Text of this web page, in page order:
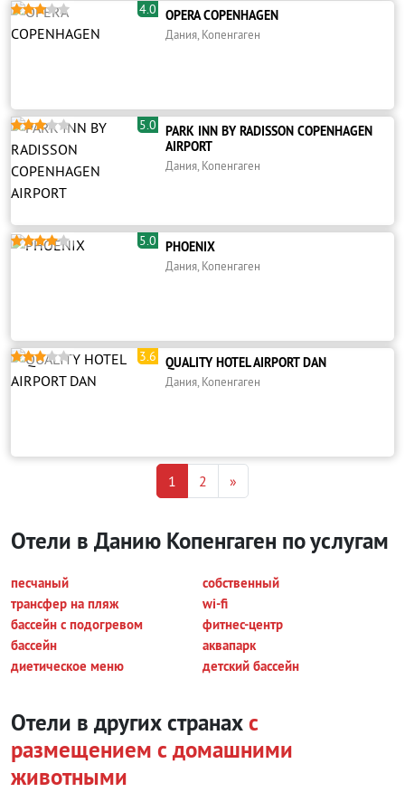
 4.0 OPERA COPENHAGEN
Дания, Копенгаген
 5.0
PARK INN BY RADISSON COPENHAGEN
AIRPORT
Дания, Копенгаген
 5.0 PHOENIX
Дания, Копенгаген
 3.6 QUALITY HOTEL AIRPORT DAN
Дания, Копенгаген
1 2 »
Отели в Данию Копенгаген по услугам
песчаный
собственный
трансфер на пляж
wi-fi
бассейн с подогревом
фитнес-центр
бассейн
аквапарк
диетическое меню
детский бассейн
Отели в других странахс
размещением с домашними
животными